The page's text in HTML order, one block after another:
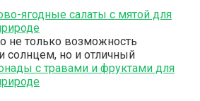
ягодные салаты с мятой для
не только возможность
солнцем, но и отличный